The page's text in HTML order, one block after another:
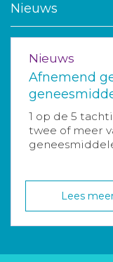
Nieuws
Nieuws
Afnemend
1 op de 5
twee of meer
Lees